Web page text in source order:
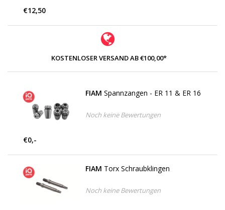
€12,50
KOSTENLOSER VERSAND AB €100,00*
FIAM Spannzangen - ER 11 & ER 16
Noch keine Bewertungen
€0,-
FIAM Torx Schraubklingen
Noch keine Bewertungen